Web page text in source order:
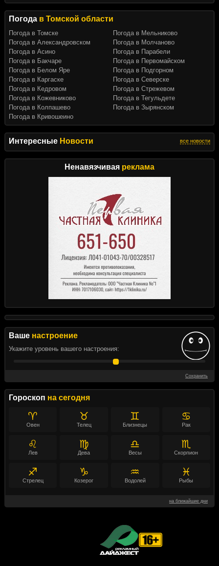
Интересные Новости все новости
Ненавязчивая реклама
Ваше настроение
Укажите уровень вашего настроения:
Сохранить
Гороскоп на сегодня
♈
Овен
♉
Телец
♊
Близнецы
♋
Рак
♌
Лев
♍
Дева
♎
Весы
♏
Скорпион
♐
Стрелец
♑
Козерог
♒
Водолей
♓
Рыбы
на ближайшие дни
Погода в Томской области
Погода в Томске
Погода в Александровском
Погода в Асино
Погода в Бакчаре
Погода в Белом Яре
Погода в Каргаске
Погода в Кедровом
Погода в Кожевниково
Погода в Колпашево
Погода в Кривошеино
Погода в Мельниково
Погода в Молчаново
Погода в Парабели
Погода в Первомайском
Погода в Подгорном
Погода в Северске
Погода в Стрежевом
Погода в Тегульдете
Погода в Зырянском